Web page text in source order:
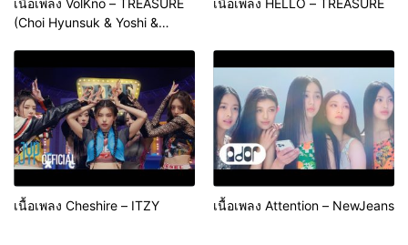
เนื้อเพลง VolKno – TREASURE
(Choi Hyunsuk & Yoshi &
เนื้อเพลง HELLO – TREASURE
เนื้อเพลง Cheshire – ITZY เนื้อเพลง Attention – NewJeans